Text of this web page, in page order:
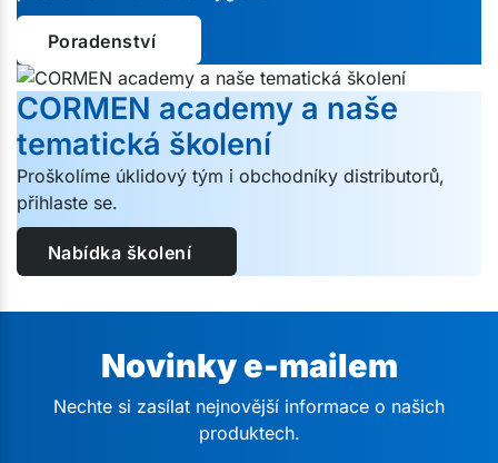
Poradenství
CORMEN academy a naše
tematická školení
Proškolíme úklidový tým i obchodníky distributorů,
přihlaste se.
Nabídka školení
Novinky e-mailem
Nechte si zasílat nejnovější informace o našich
produktech.